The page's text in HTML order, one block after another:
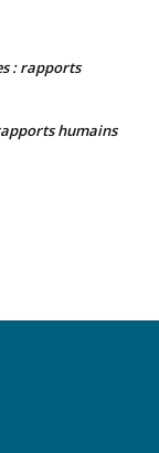
: rapports
humains